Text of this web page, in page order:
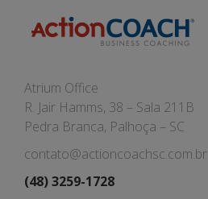
Atrium Office
R. Jair Hamms, 38 – Sala 211B
Pedra Branca, Palhoça – SC
contato@actioncoachsc.com.br
(48) 3259-1728